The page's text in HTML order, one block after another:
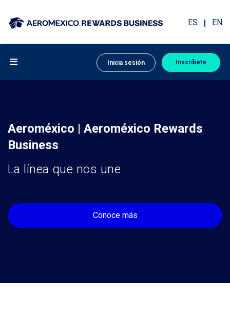
ES EN
Inicia sesión Inscríbete
Aeroméxico | Aeroméxico Rewards
Business
La línea que nos une
Conoce más